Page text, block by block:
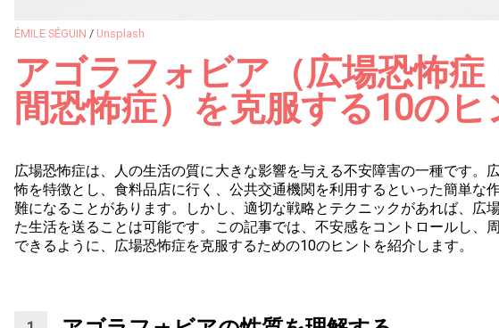
ÉMILE SÉGUIN / Unsplash
アゴラフォビア（広場恐怖症
間恐怖症）を克服する10のヒ
広場恐怖症は、人の生活の質に大きな影響を与える不安障害の一種です。
怖を特徴とし、食料品店に行く、公共交通機関を利用するといった簡単な
難になることがあります。しかし、適切な戦略とテクニックがあれば、広
た生活を送ることは可能です。この記事では、不安感をコントロールし、
できるように、広場恐怖症を克服するための10のヒントを紹介します。